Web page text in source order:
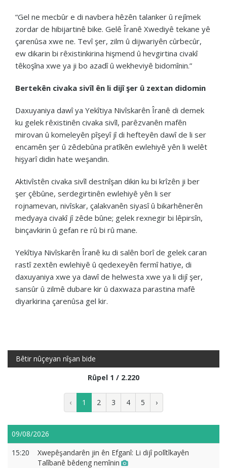
“Gel ne mecbûr e di navbera hêzên talanker û rejîmek
zordar de hibijartinê bike. Gelê Îranê Xwediyê tekane yê
çarenûsa xwe ne. Tevî şer, zilm û dijwariyên cûrbecûr,
ew dikarin bi rêxistinkirina hişmend û hevgirtina civakî
têkoşîna xwe ya ji bo azadî û wekheviyê bidomînin.”
Bertekên civaka sivîl ên li dijî şer û zextan didomin
Daxuyaniya dawî ya Yekîtiya Nivîskarên Îranê di demek
ku gelek rêxistinên civaka sivîl, parêzvanên mafên
mirovan û komeleyên pîşeyî jî di hefteyên dawî de li ser
encamên şer û zêdebûna pratîkên ewlehiyê yên li welêt
hişyarî didin hate weşandin.
Aktivîstên civaka sivîl destnîşan dikin ku bi krîzên ji ber
şer çêbûne, serdegirtinên ewlehiyê yên li ser
rojnamevan, nivîskar, çalakvanên siyasî û bikarhênerên
medyaya civakî jî zêde bûne; gelek rexnegir bi lêpirsîn,
binçavkirin û gefan re rû bi rû mane.
Yekîtiya Nivîskarên Îranê ku di salên borî de gelek caran
rastî zextên ewlehiyê û qedexeyên fermî hatiye, di
daxuyaniya xwe ya dawî de helwesta xwe ya li dijî şer,
sansûr û zilmê dubare kir û daxwaza parastina mafê
diyarkirina çarenûsa gel kir.
Bêtir nûçeyan nîşan bide
Rûpel 1 / 2.220
‹ 1 2 3 4 5 ›
09/08/2026
15:20
Xwepêşandarên jin ên Efganî: Li dijî polîtîkayên
Talîbanê bêdeng nemînin